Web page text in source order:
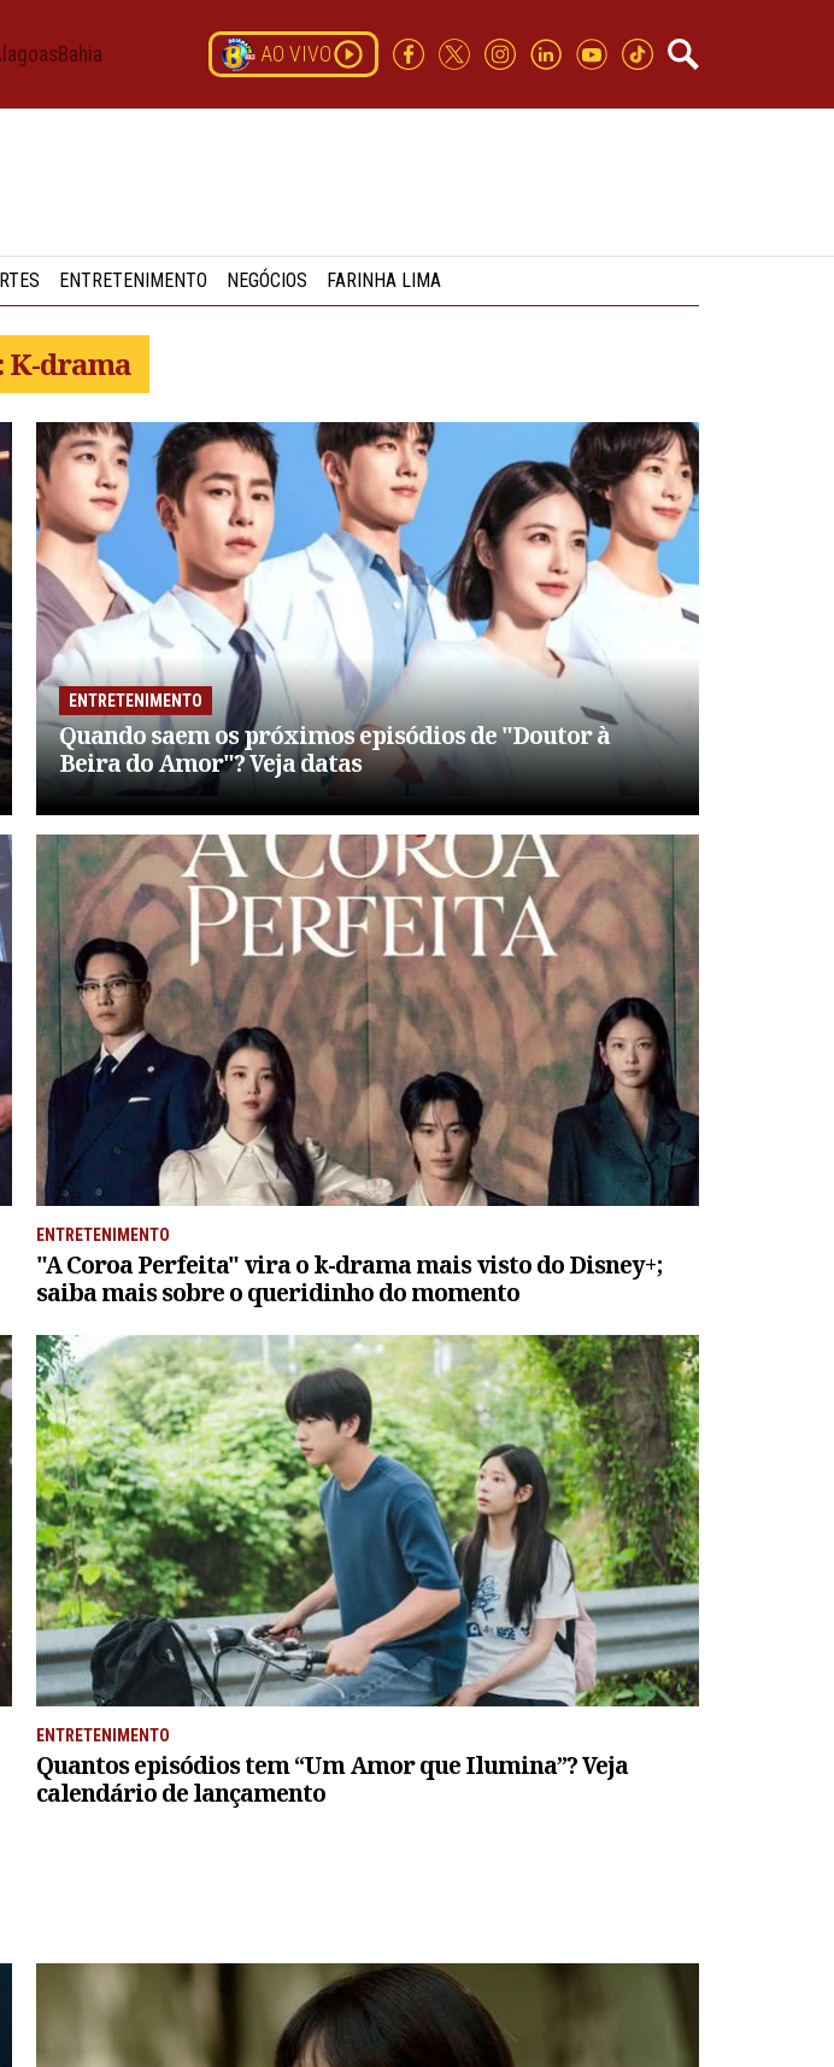
Bahia AO VIVO
ENTRETENIMENTO NEGÓCIOS FARINHA LIMA
K-drama
ENTRETENIMENTO
Quando saem os próximos episódios de "Doutor à
Beira do Amor"? Veja datas
ENTRETENIMENTO
"A Coroa Perfeita" vira o k-drama mais visto do Disney+;
saiba mais sobre o queridinho do momento
ENTRETENIMENTO
Quantos episódios tem “Um Amor que Ilumina”? Veja
calendário de lançamento